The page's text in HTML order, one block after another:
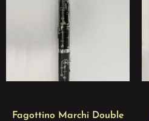
Fagottino Marchi Double